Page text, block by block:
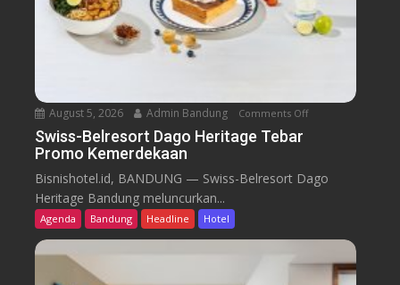
August 5, 2026 Admin Bandung Comments Offo
B
Swiss-Belresort Dago Heritage Tebar
Promo Kemerdekaan
Bisnishotel.id, BANDUNG — Swiss-Belresort Dago
Heritage Bandung meluncurkan...
Agenda Bandung Headline Hotel